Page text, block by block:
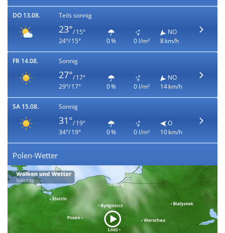
DO 13.08. Teils sonnig
23°/ 15°
24°/ 15°
0 % 0 l/m²
NO
8 km/h
FR 14.08. Sonnig
27°/ 17°
29°/ 17°
0 % 0 l/m²
NO
14 km/h
SA 15.08. Sonnig
31°/ 19°
34°/ 19°
0 % 0 l/m²
O
10 km/h
Polen-Wetter